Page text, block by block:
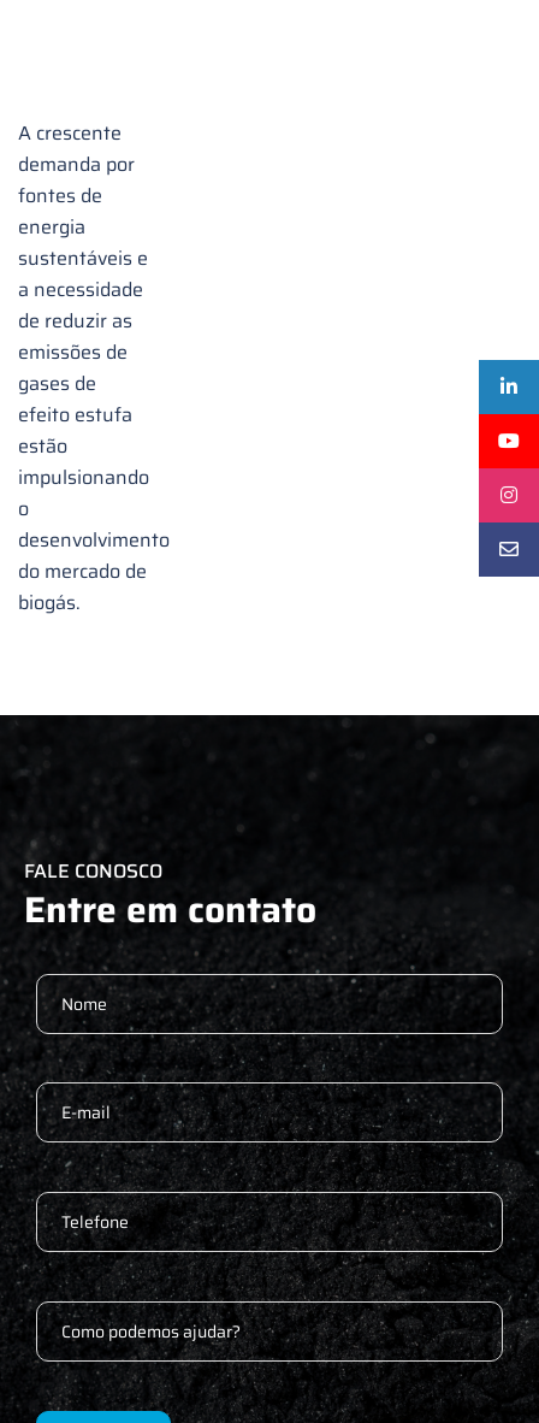
A crescente
demanda por
fontes de
energia
sustentáveis e
a necessidade
de reduzir as
emissões de
gases de
efeito estufa
estão
impulsionando
o
desenvolvimento
do mercado de
biogás.
FALE CONOSCO
Entre em contato